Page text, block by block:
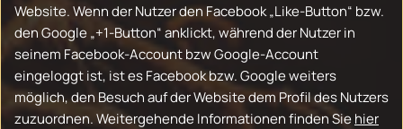
Website. Wenn der Nutzer den Facebook „Like-Button“ bzw.
den Google „+1-Button“ anklickt, während der Nutzer in
seinem Facebook-Account bzw Google-Account
eingeloggt ist, ist es Facebook bzw. Google weiters
möglich, den Besuch auf der Website dem Profil des Nutzers
zuzuordnen. Weitergehende Informationen finden Siehier